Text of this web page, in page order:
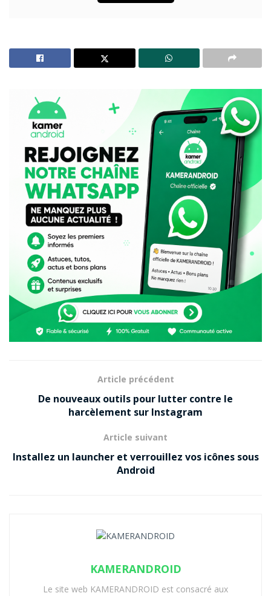
J
ean-Louis Borloo a préféré refuser le poste de
tweet, l’ancien homme politique mentionne
d’autres projets sur lesquels il souhaite se
concentrer.
Huawei est une entreprise mondiale et de
grande créativité. La proposition d’en
assurer la Présidence en France
m’honore. Toutefois en accord avec ses
dirigeants j’ai décidé de ne pas donner
suite car j’ai d’autres projets qui
m’empêchent d’assurer pleinement cette
responsabilité
— Jean-Louis BORLOO (@JLBorloo)
9 juillet
2019
Article original du 28 juin :
ainsi la tête du groupe. D’aucuns pourraient être
surpris par cette nouvelle rapportée parChallenges
Toutefois, elle n’est pas si étonnante.
L’ancien ministre de Jacques Chirac puis de Nicolas
Sarkozy avait rejoint le conseil d’administration de
l’entreprise en 2016 déjà. Et cette collaboration entre
pilote pour tester les infrastructures de
été député dans le Nord.
Article précédent
De nouveaux outils pour lutter contre le
harcèlement sur Instagram
Article suivant
Installez un launcher et verrouillez vos icônes sous
Android
KAMERANDROID
Le site web KAMERANDROID est consacré aux